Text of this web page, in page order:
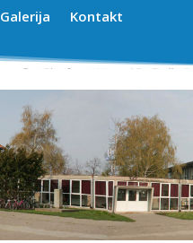
Galerija Kontakt